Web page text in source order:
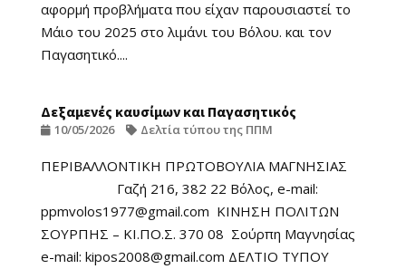
αφορμή προβλήματα που είχαν παρουσιαστεί το
Μάιο του 2025 στο λιμάνι του Βόλου. και τον
Παγασητικό....
Δεξαμενές καυσίμων και Παγασητικός
10/05/2026 Δελτία τύπου της ΠΠΜ
ΠΕΡΙΒΑΛΛΟΝΤΙΚΗ ΠΡΩΤΟΒΟΥΛΙΑ ΜΑΓΝΗΣΙΑΣ
Γαζή 216, 382 22 Βόλος, e-mail:
ppmvolos1977@gmail.com ΚΙΝΗΣΗ ΠΟΛΙΤΩΝ
ΣΟΥΡΠΗΣ – KI.ΠΟ.Σ. 370 08 Σούρπη Μαγνησίας
e-mail: kipos2008@gmail.com ΔΕΛΤΙΟ ΤΥΠΟΥ